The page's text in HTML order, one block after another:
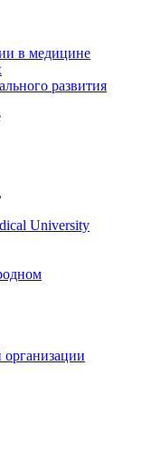
в медицине
развития
University
организации